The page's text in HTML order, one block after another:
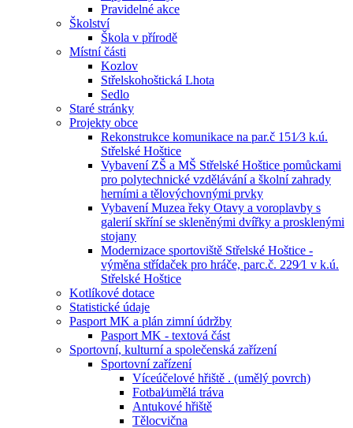
Pravidelné akce
Školství
Škola v přírodě
Místní části
Kozlov
Střelskohoštická Lhota
Sedlo
Staré stránky
Projekty obce
Rekonstrukce komunikace na par.č 151⁄3 k.ú.
Střelské Hoštice
Vybavení ZŠ a MŠ Střelské Hoštice pomůckami
pro polytechnické vzdělávání a školní zahrady
herními a tělovýchovnými prvky
Vybavení Muzea řeky Otavy a voroplavby s
galerií skříní se skleněnými dvířky a prosklenými
stojany
Modernizace sportoviště Střelské Hoštice -
výměna střídaček pro hráče, parc.č. 229⁄1 v k.ú.
Střelské Hoštice
Kotlíkové dotace
Statistické údaje
Pasport MK a plán zimní údržby
Pasport MK - textová část
Sportovní, kulturní a společenská zařízení
Sportovní zařízení
Víceúčelové hřiště . (umělý povrch)
Fotbal⁄umělá tráva
Antukové hřiště
Tělocvična